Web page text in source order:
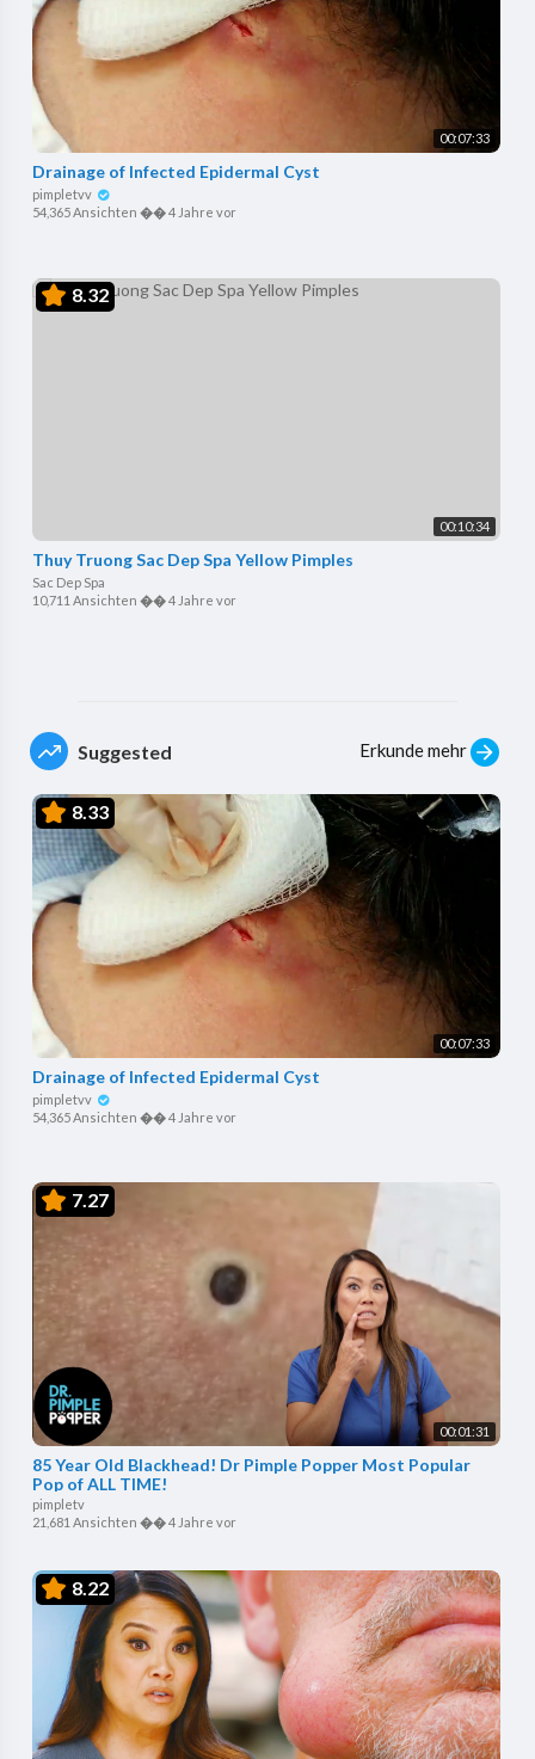
00:07:33
Drainage of Infected Epidermal Cyst
pimpletvv
54,365 Ansichten ��4 Jahre vor
8.32
00:10:34
Thuy Truong Sac Dep Spa Yellow Pimples
Sac Dep Spa
10,711 Ansichten ��4 Jahre vor
Suggested Erkunde mehr
8.33
00:07:33
Drainage of Infected Epidermal Cyst
pimpletvv
54,365 Ansichten ��4 Jahre vor
7.27
00:01:31
85 Year Old Blackhead! Dr Pimple Popper Most Popular
Pop of ALL TIME!
pimpletv
21,681 Ansichten ��4 Jahre vor
8.22